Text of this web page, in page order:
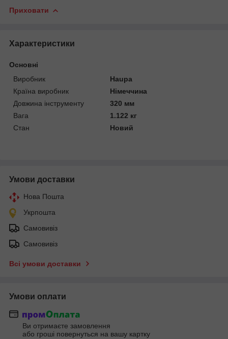
Приховати
Характеристики
Основні
Виробник
Haupa
Країна виробник
Німеччина
Довжина інструменту
320 мм
Вага
1.122 кг
Стан
Новий
Умови доставки
Нова Пошта
Укрпошта
Самовивіз
Самовивіз
Всі умови доставки
Умови оплати
Ви отримаєте замовлення
або гроші повернуться на вашу картку